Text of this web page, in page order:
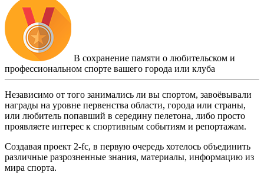
В сохранение памяти о любительском и
профессиональном спорте вашего города или клуба
Независимо от того занимались ли вы спортом, завоёвывали
награды на уровне первенства области, города или страны,
или любитель попавший в середину пелетона, либо просто
проявляете интерес к спортивным событиям и репортажам.
Создавая проект 2-fc, в первую очередь хотелось объединить
различные разрозненные знания, материалы, информацию из
мира спорта.